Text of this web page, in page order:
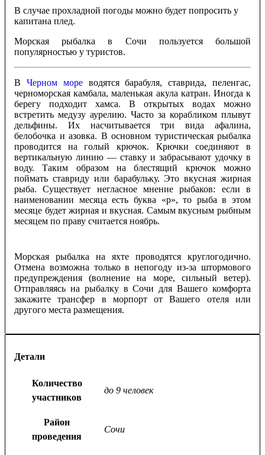
В случае прохладной погоды можно будет попросить у
капитана плед.
Морская рыбалка в Сочи пользуется большой
популярностью у туристов.
В Черном мореводятся барабуля, ставрида, пеленгас,
черноморская камбала, маленькая акула катран. Иногда к
берегу подходит хамса. В открытых водах можно
встретить медузу аурелию. Часто за корабликом плывут
дельфины. Их насчитывается три вида афалина,
белобочка и азовка. В основном туристическая рыбалка
проводится на голый крючок. Крючки соединяют в
вертикальную линию — ставку и забрасывают удочку в
воду. Таким образом на блестящий крючок можно
поймать ставриду или барабульку. Это вкусная жирная
рыба. Существует негласное мнение рыбаков: если в
наименовании месяца есть буква «р», то рыба в этом
месяце будет жирная и вкусная. Самым вкусным рыбным
месяцем по праву считается ноябрь.
Морская рыбалка на яхте проводятся круглогодично.
Отмена возможна только в непогоду из-за штормового
предупреждения (волнение на море, сильный ветер).
Отправляясь на рыбалку в Сочи для Вашего комфорта
закажите трансфер в морпорт от Вашего отеля или
другого места размещения.
Детали
Количество
участников
до 9 человек
Район
проведения
Сочи